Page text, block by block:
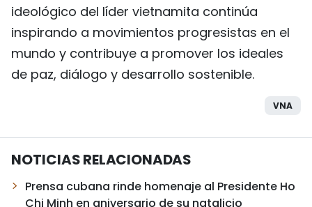
ideológico del líder vietnamita continúa
inspirando a movimientos progresistas en el
mundo y contribuye a promover los ideales
de paz, diálogo y desarrollo sostenible.
VNA
NOTICIAS RELACIONADAS
Prensa cubana rinde homenaje al Presidente Ho
Chi Minh en aniversario de su natalicio